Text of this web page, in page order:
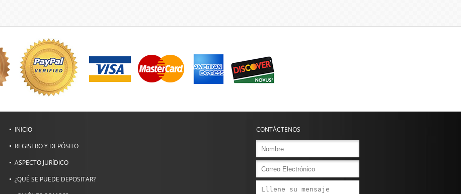
INICIO
REGISTRO Y DEPÓSITO
ASPECTO JURÍDICO
¿QUÉ SE PUEDE DEPOSITAR?
CONTÁCTENOS